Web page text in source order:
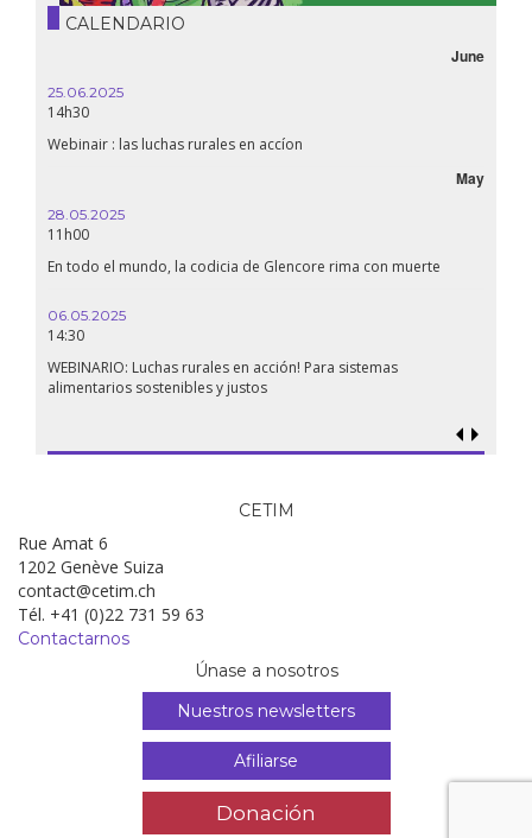
CALENDARIO
June
25.06.2025
14h30
Webinair : las luchas rurales en accíon
May
28.05.2025
11h00
En todo el mundo, la codicia de Glencore rima con muerte
06.05.2025
14:30
WEBINARIO: Luchas rurales en acción! Para sistemas
alimentarios sostenibles y justos
CETIM
Rue Amat 6
1202 Genève Suiza
contact@cetim.ch
Tél. +41 (0)22 731 59 63
Contactarnos
Únase a nosotros
Nuestros newsletters
Afiliarse
Donación